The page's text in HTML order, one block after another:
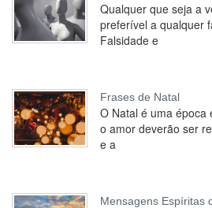
Qualquer que seja a
preferível a qualquer
Falsidade e
Frases de Natal
O Natal é uma época
o amor deverão ser
e a
Mensagens Espíritas